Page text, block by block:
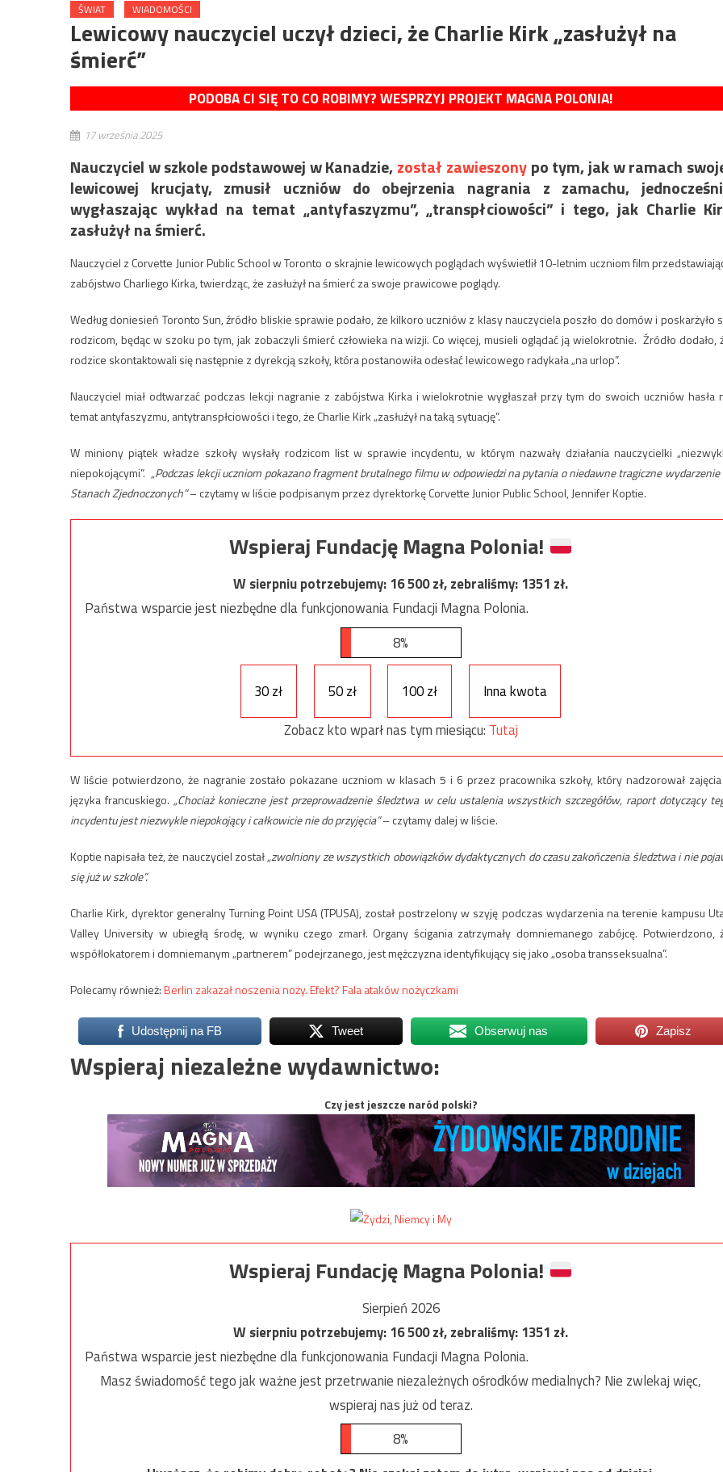
ŚWIAT WIADOMOŚCI
Lewicowy nauczyciel uczył dzieci, że Charlie Kirk „zasłużył na
śmierć”
PODOBA CI SIĘ TO CO ROBIMY? WESPRZYJ PROJEKT MAGNA POLONIA!
17 września 2025
Nauczyciel w szkole podstawowej w Kanadzie,został zawieszonypo tym, jak w ramach
lewicowej krucjaty, zmusił uczniów do obejrzenia nagrania z zamachu,
wygłaszając wykład na temat „antyfaszyzmu”, „transpłciowości” i tego, jak Charlie
zasłużył na śmierć.
Nauczyciel z Corvette Junior Public School w Toronto o skrajnie lewicowych poglądach wyświetlił 10-letnim uczniom film
zabójstwo Charliego Kirka, twierdząc, że zasłużył na śmierć za swoje prawicowe poglądy.
Według doniesień Toronto Sun, źródło bliskie sprawie podało, że kilkoro uczniów z klasy nauczyciela poszło do domów i poskarżyło
rodzicom, będąc w szoku po tym, jak zobaczyli śmierć człowieka na wizji. Co więcej, musieli oglądać ją wielokrotnie. Źródło dodało,
rodzice skontaktowali się następnie z dyrekcją szkoły, która postanowiła odesłać lewicowego radykała „na urlop”.
Nauczyciel miał odtwarzać podczas lekcji nagranie z zabójstwa Kirka i wielokrotnie wygłaszał przy tym do swoich uczniów hasła
temat antyfaszyzmu, antytranspłciowości i tego, że Charlie Kirk „zasłużył na taką sytuację”.
W miniony piątek władze szkoły wysłały rodzicom list w sprawie incydentu, w którym nazwały działania nauczycielki
niepokojącymi”. „Podczas lekcji uczniom pokazano fragment brutalnego filmu w odpowiedzi na pytania o niedawne tragiczne
Stanach Zjednoczonych”– czytamy w liście podpisanym przez dyrektorkę Corvette Junior Public School, Jennifer Koptie.
Wspieraj Fundację Magna Polonia!
W sierpniu potrzebujemy:16 500zł, zebraliśmy:1351 zł.
Państwa wsparcie jest niezbędne dla funkcjonowania Fundacji Magna Polonia.
8%
30 zł 50 zł 100 zł
Inna kwota
Zobacz kto wparł nas tym miesiącu: Tutaj
W liście potwierdzono, że nagranie zostało pokazane uczniom w klasach 5 i 6 przez pracownika szkoły, który nadzorował
języka francuskiego.„Chociaż konieczne jest przeprowadzenie śledztwa w celu ustalenia wszystkich szczegółów, raport dotyczący
incydentu jest niezwykle niepokojący i całkowicie nie do przyjęcia”– czytamy dalej w liście.
Koptie napisała też, że nauczyciel został„zwolniony ze wszystkich obowiązków dydaktycznych do czasu zakończenia śledztwa i nie
się już w szkole”.
Charlie Kirk, dyrektor generalny Turning Point USA (TPUSA), został postrzelony w szyję podczas wydarzenia na terenie kampusu
Valley University w ubiegłą środę, w wyniku czego zmarł. Organy ścigania zatrzymały domniemanego zabójcę. Potwierdzono,
współlokatorem i domniemanym „partnerem” podejrzanego, jest mężczyzna identyfikujący się jako „osoba transseksualna”.
Polecamy również:Berlin zakazał noszenia noży. Efekt? Fala ataków nożyczkami
Udostępnij na FB Tweet Obserwuj nas Zapisz
Wspieraj niezależne wydawnictwo:
Czy jest jeszcze naród polski?
Wspieraj Fundację Magna Polonia!
Sierpień 2026
W sierpniu potrzebujemy:16 500zł, zebraliśmy:1351 zł.
Państwa wsparcie jest niezbędne dla funkcjonowania Fundacji Magna Polonia.
Masz świadomość tego jak ważne jest przetrwanie niezależnych ośrodków medialnych? Nie zwlekaj więc,
wspieraj nas już od teraz.
8%